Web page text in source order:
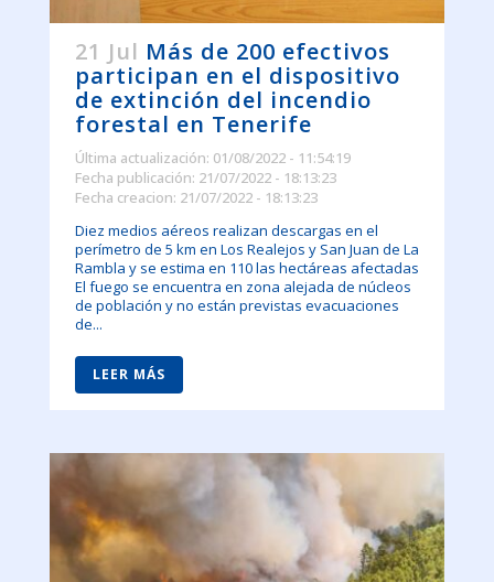
21 Jul Más de 200 efectivos
participan en el dispositivo
de extinción del incendio
forestal en Tenerife
Última actualización: 01/08/2022 - 11:54:19
Fecha publicación: 21/07/2022 - 18:13:23
Fecha creacion: 21/07/2022 - 18:13:23
Diez medios aéreos realizan descargas en el
perímetro de 5 km en Los Realejos y San Juan de La
Rambla y se estima en 110 las hectáreas afectadas
El fuego se encuentra en zona alejada de núcleos
de población y no están previstas evacuaciones
de...
LEER MÁS